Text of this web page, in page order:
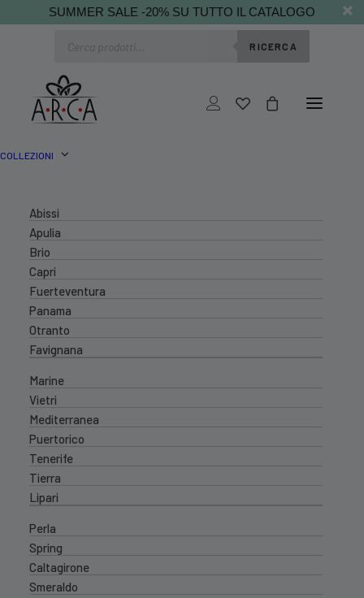
SUMMER SALE -20% SU TUTTO IL CATALOGO
RICERCA
COLLEZIONI
Abissi
Apulia
Brio
Capri
Fuerteventura
Panama
Otranto
Favignana
Marine
Vietri
Mediterranea
Puertorico
Tenerife
Tierra
Lipari
Perla
Spring
Caltagirone
Smeraldo